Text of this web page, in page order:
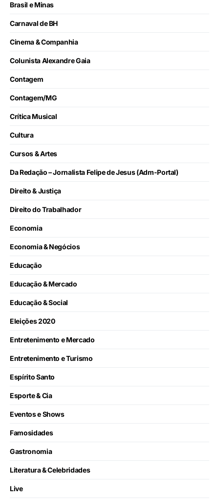
Brasil e Minas
Carnaval de BH
Cinema & Companhia
Colunista Alexandre Gaia
Contagem
Contagem/MG
Crítica Musical
Cultura
Cursos & Artes
Da Redação – Jornalista Felipe de Jesus (Adm-Portal)
Direito & Justiça
Direito do Trabalhador
Economia
Economia & Negócios
Educação
Educação & Mercado
Educação & Social
Eleições 2020
Entretenimento e Mercado
Entretenimento e Turismo
Espírito Santo
Esporte & Cia
Eventos e Shows
Famosidades
Gastronomia
Literatura & Celebridades
Live